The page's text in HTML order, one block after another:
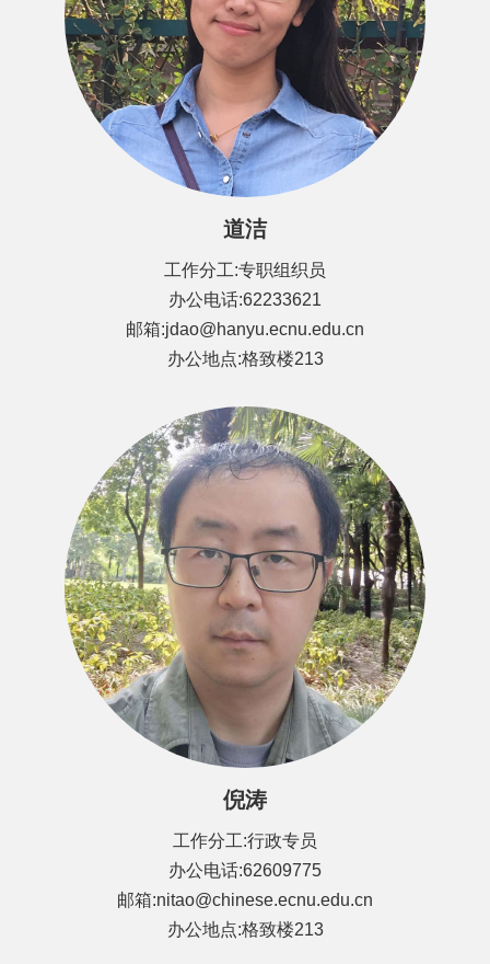
道洁
工作分工:专职组织员
办公电话:62233621
邮箱:jdao@hanyu.ecnu.edu.cn
办公地点:格致楼213
倪涛
工作分工:行政专员
办公电话:62609775
邮箱:nitao@chinese.ecnu.edu.cn
办公地点:格致楼213